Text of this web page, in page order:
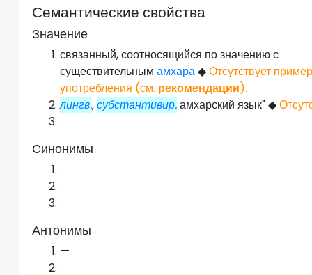
Семантические свойства
Значение
связанный, соотносящийся по значению с
существительнымамхара◆Отсутствует
употребления (см. рекомендации).
лингв.,субстантивир.амхарский язык"◆
Синонимы
Антонимы
—